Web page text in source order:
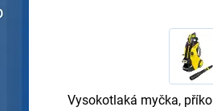
Vysokotlaká myčka,